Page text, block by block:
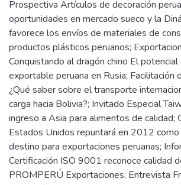
Prospectiva Artículos de decoración
oportunidades en mercado sueco y la
favorece los envíos de materiales de
productos plásticos peruanos;
Conquistando al dragón chino El
exportable peruana en Rusia; Facilitación
¿Qué saber sobre el transporte
carga hacia Bolivia?; Invitado Especial
ingreso a Asia para alimentos de calidad;
Estados Unidos repuntará en 2012
destino para exportaciones peruanas;
Certificación ISO 9001 reconoce calidad
PROMPERÚ Exportaciones; Entrevista